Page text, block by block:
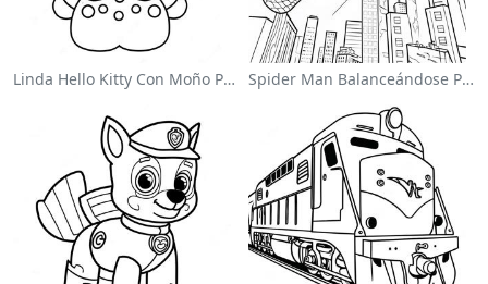
Linda Hello Kitty Con Moño Para Colorear Spider Man Balanceándose Por La Ciudad Para Colorear